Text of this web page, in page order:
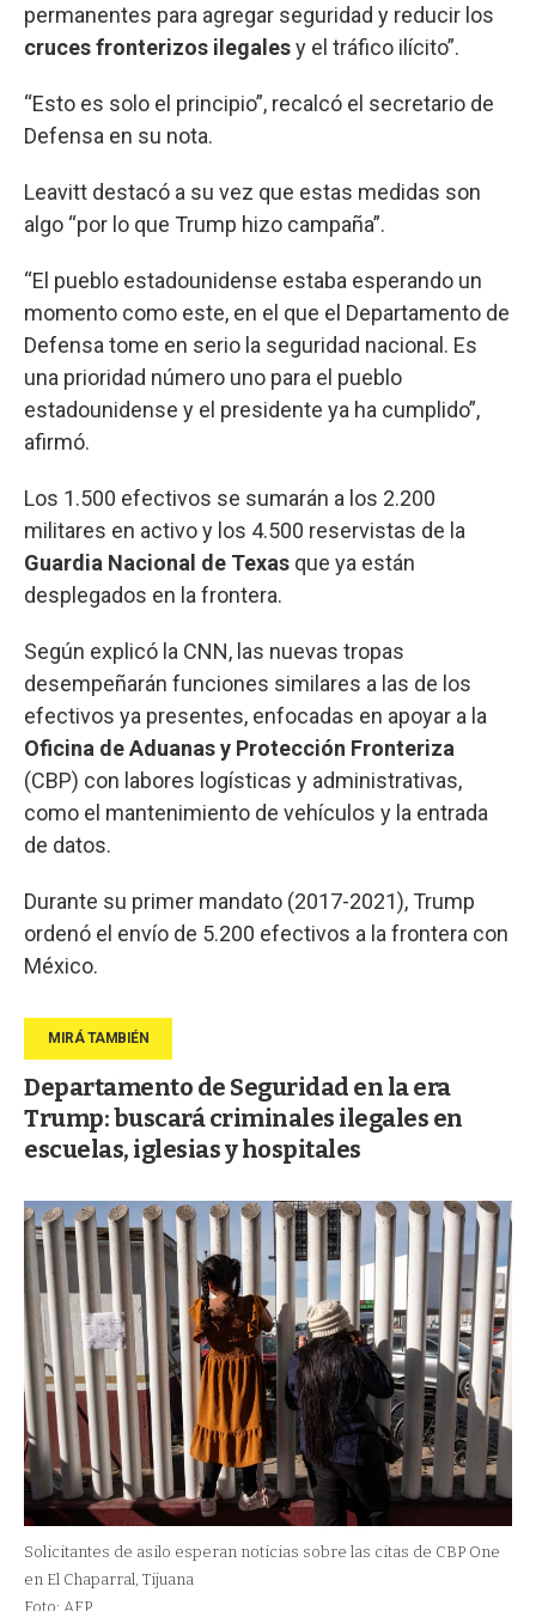
permanentes para agregar seguridad y reducir los
cruces fronterizos ilegalesy el tráfico ilícito”.
“Esto es solo el principio”, recalcó el secretario de
Defensa en su nota.
Leavitt destacó a su vez que estas medidas son
algo “por lo que Trump hizo campaña”.
“El pueblo estadounidense estaba esperando un
momento como este, en el que el Departamento de
Defensa tome en serio la seguridad nacional. Es
una prioridad número uno para el pueblo
estadounidense y el presidente ya ha cumplido”,
afirmó.
Los 1.500 efectivos se sumarán a los 2.200
militares en activo y los 4.500 reservistas de la
Guardia Nacional de Texas que ya están
desplegados en la frontera.
Según explicó la CNN, las nuevas tropas
desempeñarán funciones similares a las de los
efectivos ya presentes, enfocadas en apoyar a la
Oficina de Aduanas y Protección Fronteriza
(CBP) con labores logísticas y administrativas,
como el mantenimiento de vehículos y la entrada
de datos.
Durante su primer mandato (2017-2021), Trump
ordenó el envío de 5.200 efectivos a la frontera con
México.
Departamento de Seguridad en la era
Trump: buscará criminales ilegales en
escuelas, iglesias y hospitales
Solicitantes de asilo esperan noticias sobre las citas de CBP One
en El Chaparral, Tijuana
Foto: AFP